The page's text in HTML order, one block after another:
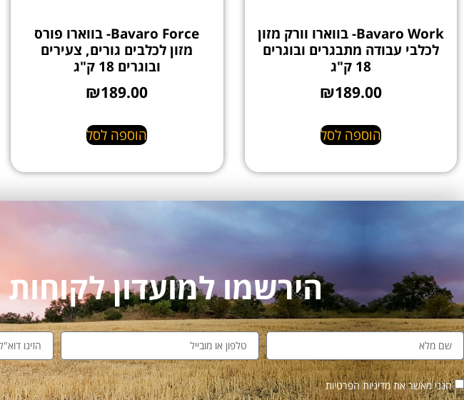
Bavaro Work- בווארו וורק מזון
לכלבי עבודה מתבגרים ובוגרים
18 ק"ג
₪189.00
הוספה לסל
Bavaro Force- בווארו פורס
מזון לכלבים גורים, צעירים
ובוגרים 18 ק"ג
₪189.00
הוספה לסל
הירשמו למועדון לקוחות MYSHEPHERD
הנני מאשר את מדיניות הפרטיות